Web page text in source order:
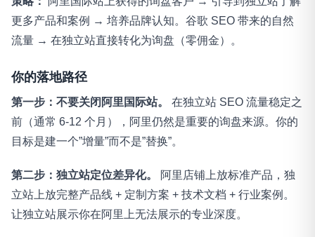
更多产品和案例 → 培养品牌认知。谷歌 SEO 带来的自然
流量 → 在独立站直接转化为询盘（零佣金）。
你的落地路径
第一步：不要关闭阿里国际站。
在独立站 SEO 流量稳定之
前（通常 6-12 个月），阿里仍然是重要的询盘来源。你的
目标是建一个”增量”而不是”替换”。
第二步：独立站定位差异化。
阿里店铺上放标准产品，独
立站上放完整产品线 + 定制方案 + 技术文档 + 行业案例。
让独立站展示你在阿里上无法展示的专业深度。